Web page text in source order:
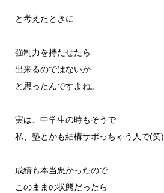
と考えたときに
強制力を持たせたら
出来るのではないか
と思ったんですよね。
実は、中学生の時もそうで
私、塾とかも結構サボっちゃう人で(笑)
成績も本当悪かったので
このままの状態だったら